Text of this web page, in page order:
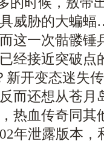
威胁的大蝙
这一次骷髅锤
接近突破点
新开变态迷失
而还想从苍月
热血传奇同其
年泄露版本，